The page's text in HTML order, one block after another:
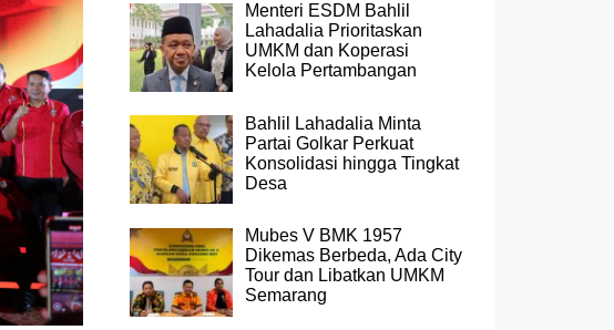
Menteri ESDM Bahlil
Lahadalia Prioritaskan
UMKM dan Koperasi
Kelola Pertambangan
Bahlil Lahadalia Minta
Partai Golkar Perkuat
Konsolidasi hingga Tingkat
Desa
Mubes V BMK 1957
Dikemas Berbeda, Ada City
Tour dan Libatkan UMKM
Semarang